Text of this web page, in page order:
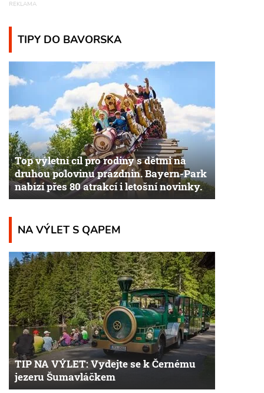
TIPY DO BAVORSKA
Top výletní cíl pro rodiny s dětmi na
druhou polovinu prázdnin. Bayern-Park
nabízí přes 80 atrakcí i letošní novinky.
NA VÝLET S QAPEM
TIP NA VÝLET: Vydejte se k Černému
jezeru Šumavláčkem